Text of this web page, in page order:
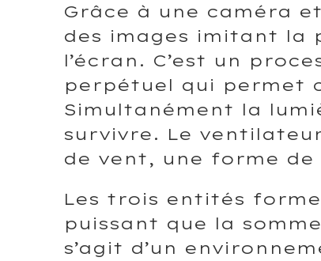
Grâce à une caméra
des images imitant la
l’écran. C’est un
perpétuel qui permet
Simultanément la
survivre. Le
de vent, une forme
Les trois entités
puissant que la
s’agit d’un